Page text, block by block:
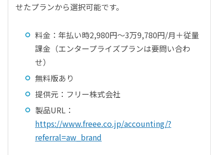
せたプランから選択可能です。
料金：年払い時2,980円～3万9,780円/月＋従量
課金（エンタープライズプランは要問い合わ
せ）
無料版あり
提供元：フリー株式会社
製品URL：
https://www.freee.co.jp/accounting/?
referral=aw_brand